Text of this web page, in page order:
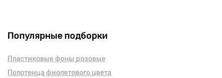
Популярные подборки
Пластиковые фоны розовые
Полотенца фиолетового цвета